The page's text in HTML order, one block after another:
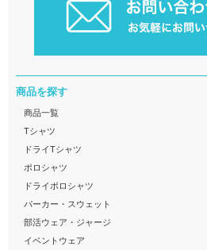
商品を探す
商品一覧
Tシャツ
ドライTシャツ
ポロシャツ
ドライポロシャツ
パーカー・スウェット
部活ウェア・ジャージ
イベントウェア